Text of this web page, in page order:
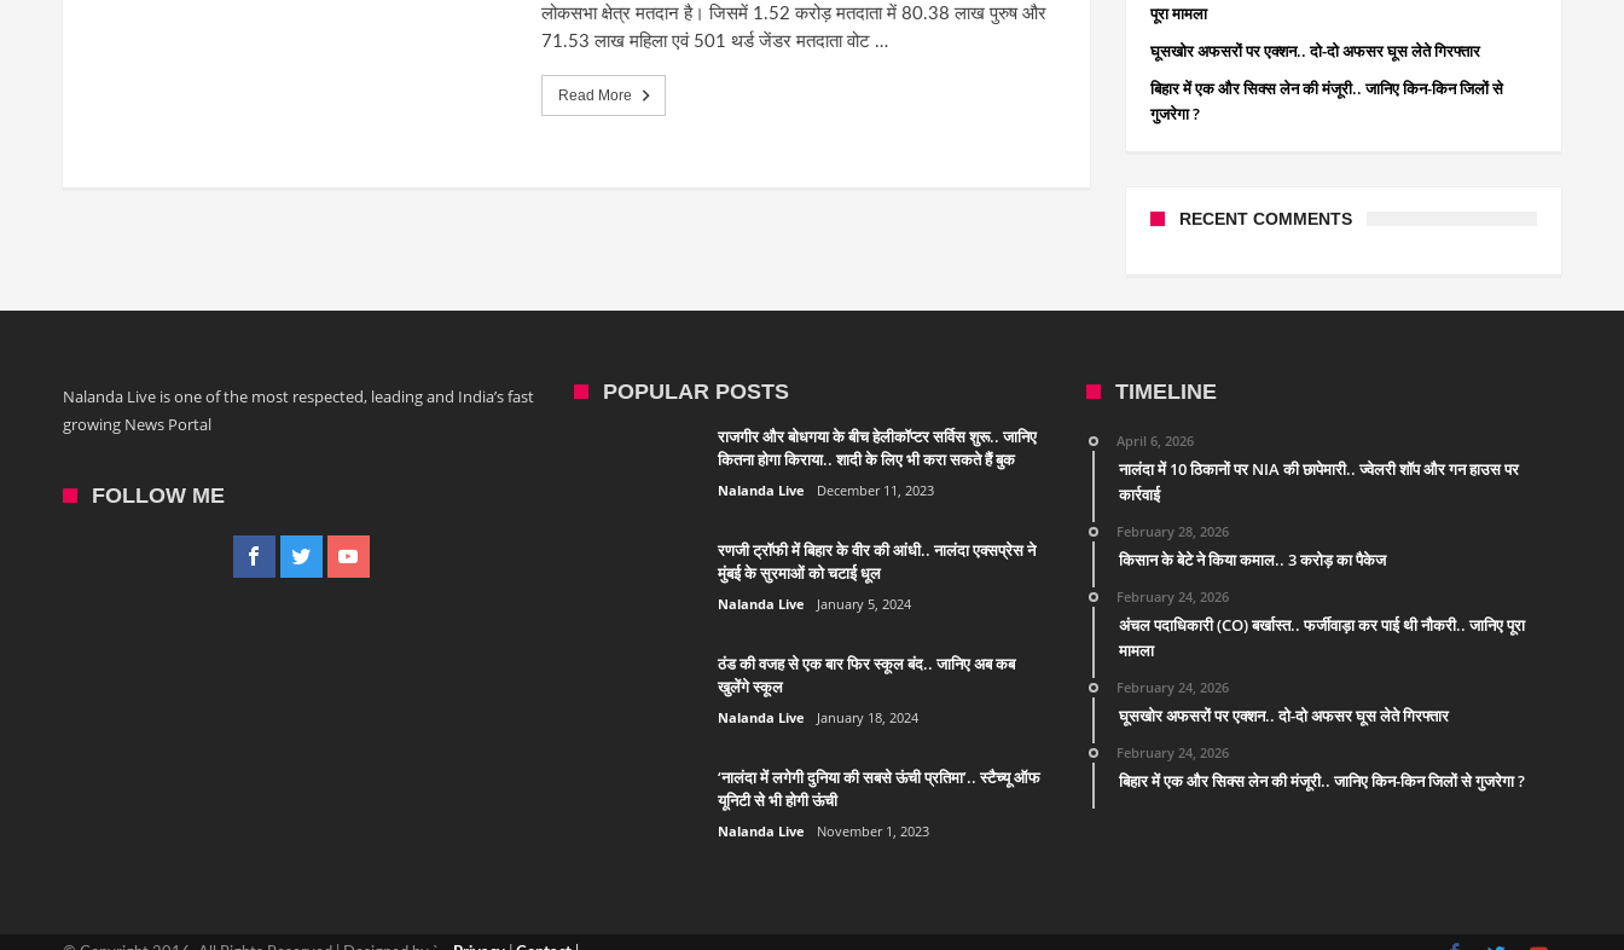
लोकसभा क्षेत्र मतदान है। जिसमें 1.52 करोड़ मतदाता में 80.38 लाख पुरुष और
71.53 लाख महिला एवं 501 थर्ड जेंडर मतदाता वोट …
Read More
पूरा मामला
घूसखोर अफसरों पर एक्शन.. दो-दो अफसर घूस लेते गिरफ्तार
बिहार में एक और सिक्स लेन की मंजूरी.. जानिए किन-किन जिलों से
गुजरेगा ?
RECENT COMMENTS
Nalanda Live is one of the most respected, leading and India’s fast
growing News Portal
FOLLOW ME
POPULAR POSTS
राजगीर और बोधगया के बीच हेलीकॉप्टर सर्विस शुरू.. जानिए
कितना होगा किराया.. शादी के लिए भी करा सकते हैं बुक
Nalanda Live December 11, 2023
रणजी ट्रॉफी में बिहार के वीर की आंधी.. नालंदा एक्सप्रेस ने
मुंबई के सुरमाओं को चटाई धूल
Nalanda Live January 5, 2024
ठंड की वजह से एक बार फिर स्कूल बंद.. जानिए अब कब
खुलेंगे स्कूल
Nalanda Live January 18, 2024
‘नालंदा में लगेगी दुनिया की सबसे ऊंची प्रतिमा’.. स्टैच्यू ऑफ
यूनिटी से भी होगी ऊंची
Nalanda Live November 1, 2023
TIMELINE
April 6, 2026
नालंदा में 10 ठिकानों पर NIA की छापेमारी.. ज्वेलरी शॉप और गन हाउस पर
कार्रवाई
February 28, 2026
किसान के बेटे ने किया कमाल.. 3 करोड़ का पैकेज
February 24, 2026
अंचल पदाधिकारी (CO) बर्खास्त.. फर्जीवाड़ा कर पाई थी नौकरी.. जानिए पूरा
मामला
February 24, 2026
घूसखोर अफसरों पर एक्शन.. दो-दो अफसर घूस लेते गिरफ्तार
February 24, 2026
बिहार में एक और सिक्स लेन की मंजूरी.. जानिए किन-किन जिलों से गुजरेगा ?